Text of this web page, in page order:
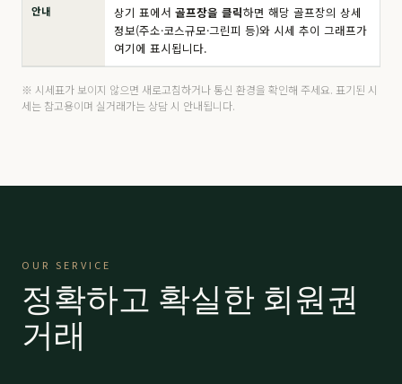
드비치 分 8.5억 190,000 ▼ 10,000
주중
마우나 오션 分 6,500만 14,000 -
밀양 에스파크
베이사이드 프리미어 59,000
베이사이드
안내 상기 표에서 골프장을 클릭하면 해당 골프장의 상세
정보(주소·코스규모·그린피 등)와 시세 추이 그래프가
여기에 표시됩니다.
※ 시세표가 보이지 않으면 새로고침하거나 통신 환경을 확인해 주세요. 표기된 시
세는 참고용이며 실거래가는 상담 시 안내됩니다.
OUR SERVICE
정확하고 확실한 회원권
거래